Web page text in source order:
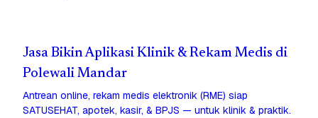
Jasa Bikin Aplikasi Klinik & Rekam Medis di
Polewali Mandar
Antrean online, rekam medis elektronik (RME) siap
SATUSEHAT, apotek, kasir, & BPJS — untuk klinik & praktik.